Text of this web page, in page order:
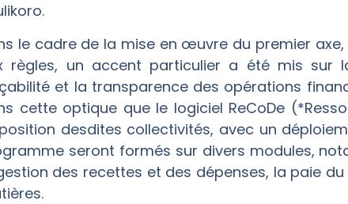
le cadre de la mise en œuvre du premier
règles, un accent particulier a été mis sur
et la transparence des opérations
cette optique que le logiciel ReCoDe
desdites collectivités, avec un
seront formés sur divers modules,
des recettes et des dépenses, la paie